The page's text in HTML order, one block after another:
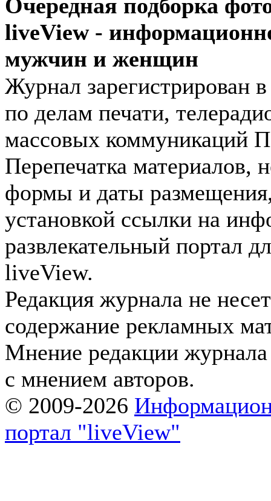
Очередная подборка
liveView -
мужчин и женщин
Журнал зарегистрирован
по делам печати,
массовых коммуникаций
Перепечатка материалов,
формы и даты
установкой ссылки на
развлекательный портал
liveView.
Редакция журнала не
содержание рекламных
Мнение редакции журнала
с мнением авторов.
© 2009-2026
портал "liveView"